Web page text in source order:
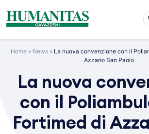
content
Home» News» La nuova convenzione con il
Azzano San Paolo
La nuova
con il
Fortimed di